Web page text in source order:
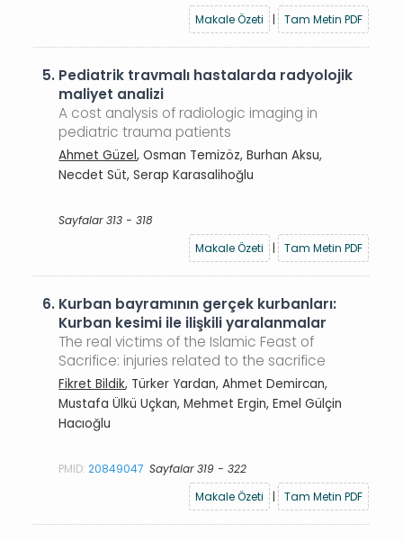
Makale Özeti
| Tam Metin PDF
5. Pediatrik travmalı hastalarda radyolojik
maliyet analizi
A cost analysis of radiologic imaging in
pediatric trauma patients
Ahmet Güzel, Osman Temizöz, Burhan Aksu,
Necdet Süt, Serap Karasalihoğlu
Sayfalar 313 - 318
Makale Özeti
| Tam Metin PDF
6. Kurban bayramının gerçek kurbanları:
Kurban kesimi ile ilişkili yaralanmalar
The real victims of the Islamic Feast of
Sacrifice: injuries related to the sacrifice
Fikret Bildik, Türker Yardan, Ahmet Demircan,
Mustafa Ülkü Uçkan, Mehmet Ergin, Emel Gülçin
Hacıoğlu
PMID:20849047 Sayfalar 319 - 322
Makale Özeti
| Tam Metin PDF